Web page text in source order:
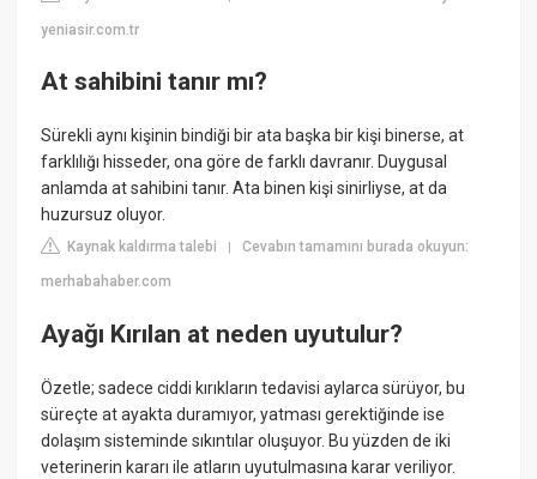
yeniasir.com.tr
At sahibini tanır mı?
Sürekli aynı kişinin bindiği bir ata başka bir kişi binerse, at
farklılığı hisseder, ona göre de farklı davranır. Duygusal
anlamda at sahibini tanır. Ata binen kişi sinirliyse, at da
huzursuz oluyor.
Kaynak kaldırma talebi |Cevabın tamamını burada okuyun:
merhabahaber.com
Ayağı Kırılan at neden uyutulur?
Özetle; sadece ciddi kırıkların tedavisi aylarca sürüyor, bu
süreçte at ayakta duramıyor, yatması gerektiğinde ise
dolaşım sisteminde sıkıntılar oluşuyor. Bu yüzden de iki
veterinerin kararı ile atların uyutulmasına karar veriliyor.